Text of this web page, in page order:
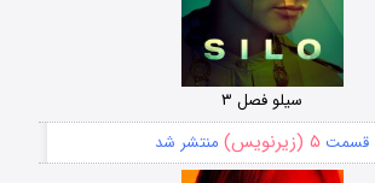
سیلو فصل ۳
قسمت ۵ (زیرنویس) منتشر شد